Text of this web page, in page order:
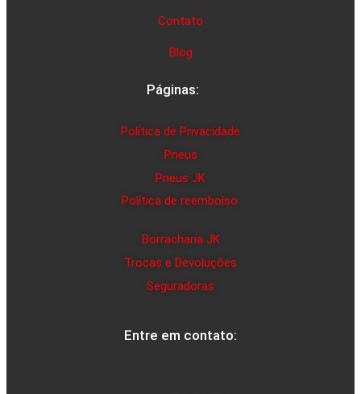
Contato
Blog
Páginas:
Política de Privacidade
Pneus
Pneus JK
Política de reembolso
Borracharia JK
Trocas e Devoluções
Seguradoras
Entre em contato: